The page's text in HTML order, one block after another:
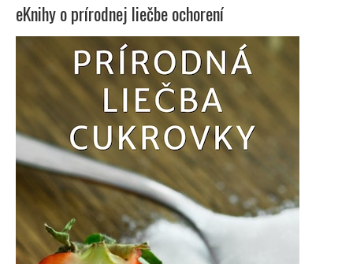
eKnihy o prírodnej liečbe ochorení